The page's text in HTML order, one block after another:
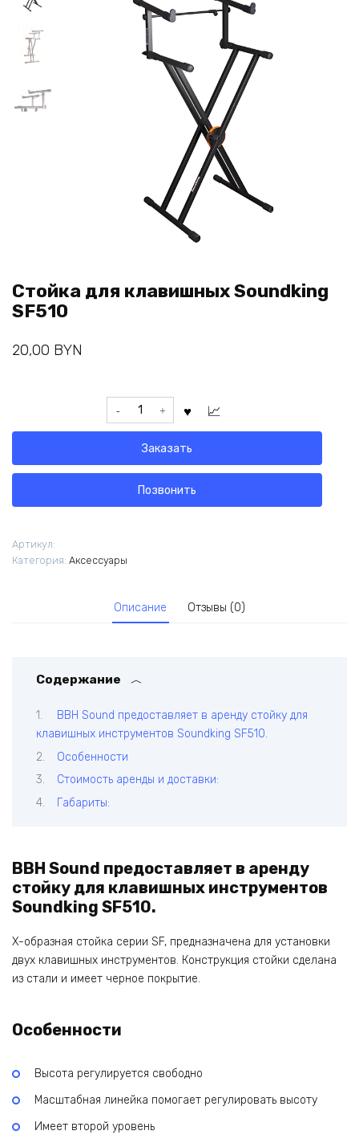
Стойка для клавишных Soundking
SF510
20,00 BYN
Количество
товара
клавишных
Soundking
SF510
Заказать
Позвонить
Артикул:
Категория: Аксессуары
Описание Отзывы (0)
Содержание
BBH Sound предоставляет в аренду стойку для
клавишных инструментов Soundking SF510.
Особенности
Стоимость аренды и доставки:
Габариты:
BBH Sound предоставляет в аренду
стойку для клавишных инструментов
Soundking SF510.
X-образная стойка серии SF, предназначена для установки
двух клавишных инструментов. Конструкция стойки сделана
из стали и имеет черное покрытие.
Особенности
Высота регулируется свободно
Масштабная линейка помогает регулировать высоту
Имеет второй уровень